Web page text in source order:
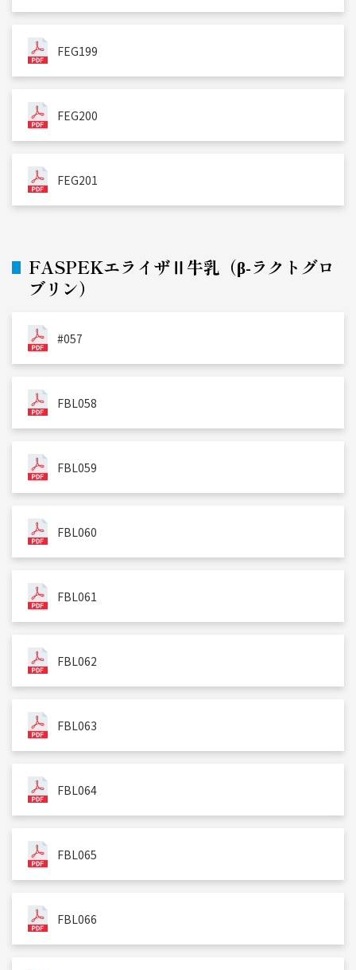
FEG199
FEG200
FEG201
FASPEKエライザⅡ牛乳（β-ラクトグロ
ブリン）
#057
FBL058
FBL059
FBL060
FBL061
FBL062
FBL063
FBL064
FBL065
FBL066